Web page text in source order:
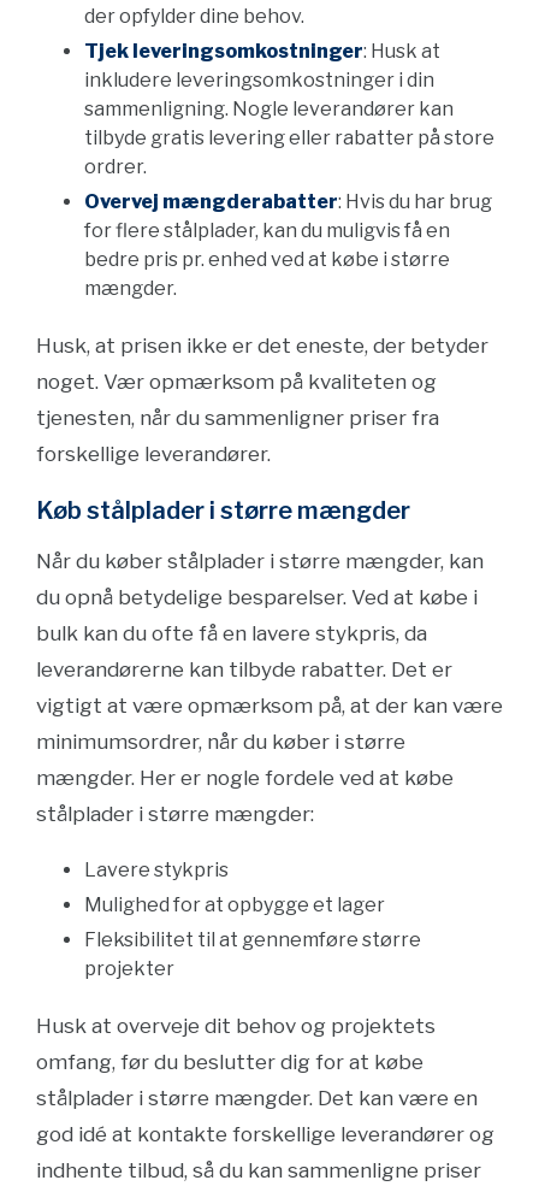
der opfylder dine behov.
Tjek leveringsomkostninger: Husk at
inkludere leveringsomkostninger i din
sammenligning. Nogle leverandører kan
tilbyde gratis levering eller rabatter på store
ordrer.
Overvej mængderabatter: Hvis du har brug
for flere stålplader, kan du muligvis få en
bedre pris pr. enhed ved at købe i større
mængder.
Husk, at prisen ikke er det eneste, der betyder
noget. Vær opmærksom på kvaliteten og
tjenesten, når du sammenligner priser fra
forskellige leverandører.
Køb stålplader i større mængder
Når du køber stålplader i større mængder, kan
du opnå betydelige besparelser. Ved at købe i
bulk kan du ofte få en lavere stykpris, da
leverandørerne kan tilbyde rabatter. Det er
vigtigt at være opmærksom på, at der kan være
minimumsordrer, når du køber i større
mængder. Her er nogle fordele ved at købe
stålplader i større mængder:
Lavere stykpris
Mulighed for at opbygge et lager
Fleksibilitet til at gennemføre større
projekter
Husk at overveje dit behov og projektets
omfang, før du beslutter dig for at købe
stålplader i større mængder. Det kan være en
god idé at kontakte forskellige leverandører og
indhente tilbud, så du kan sammenligne priser